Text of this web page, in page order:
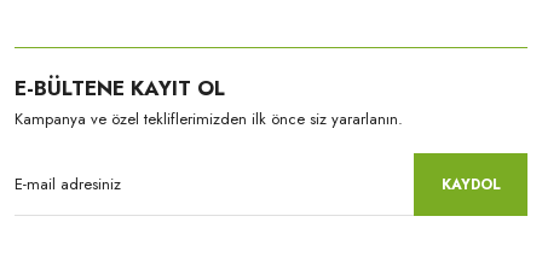
E-BÜLTENE KAYIT OL
Kampanya ve özel tekliflerimizden ilk önce siz yararlanın.
KAYDOL